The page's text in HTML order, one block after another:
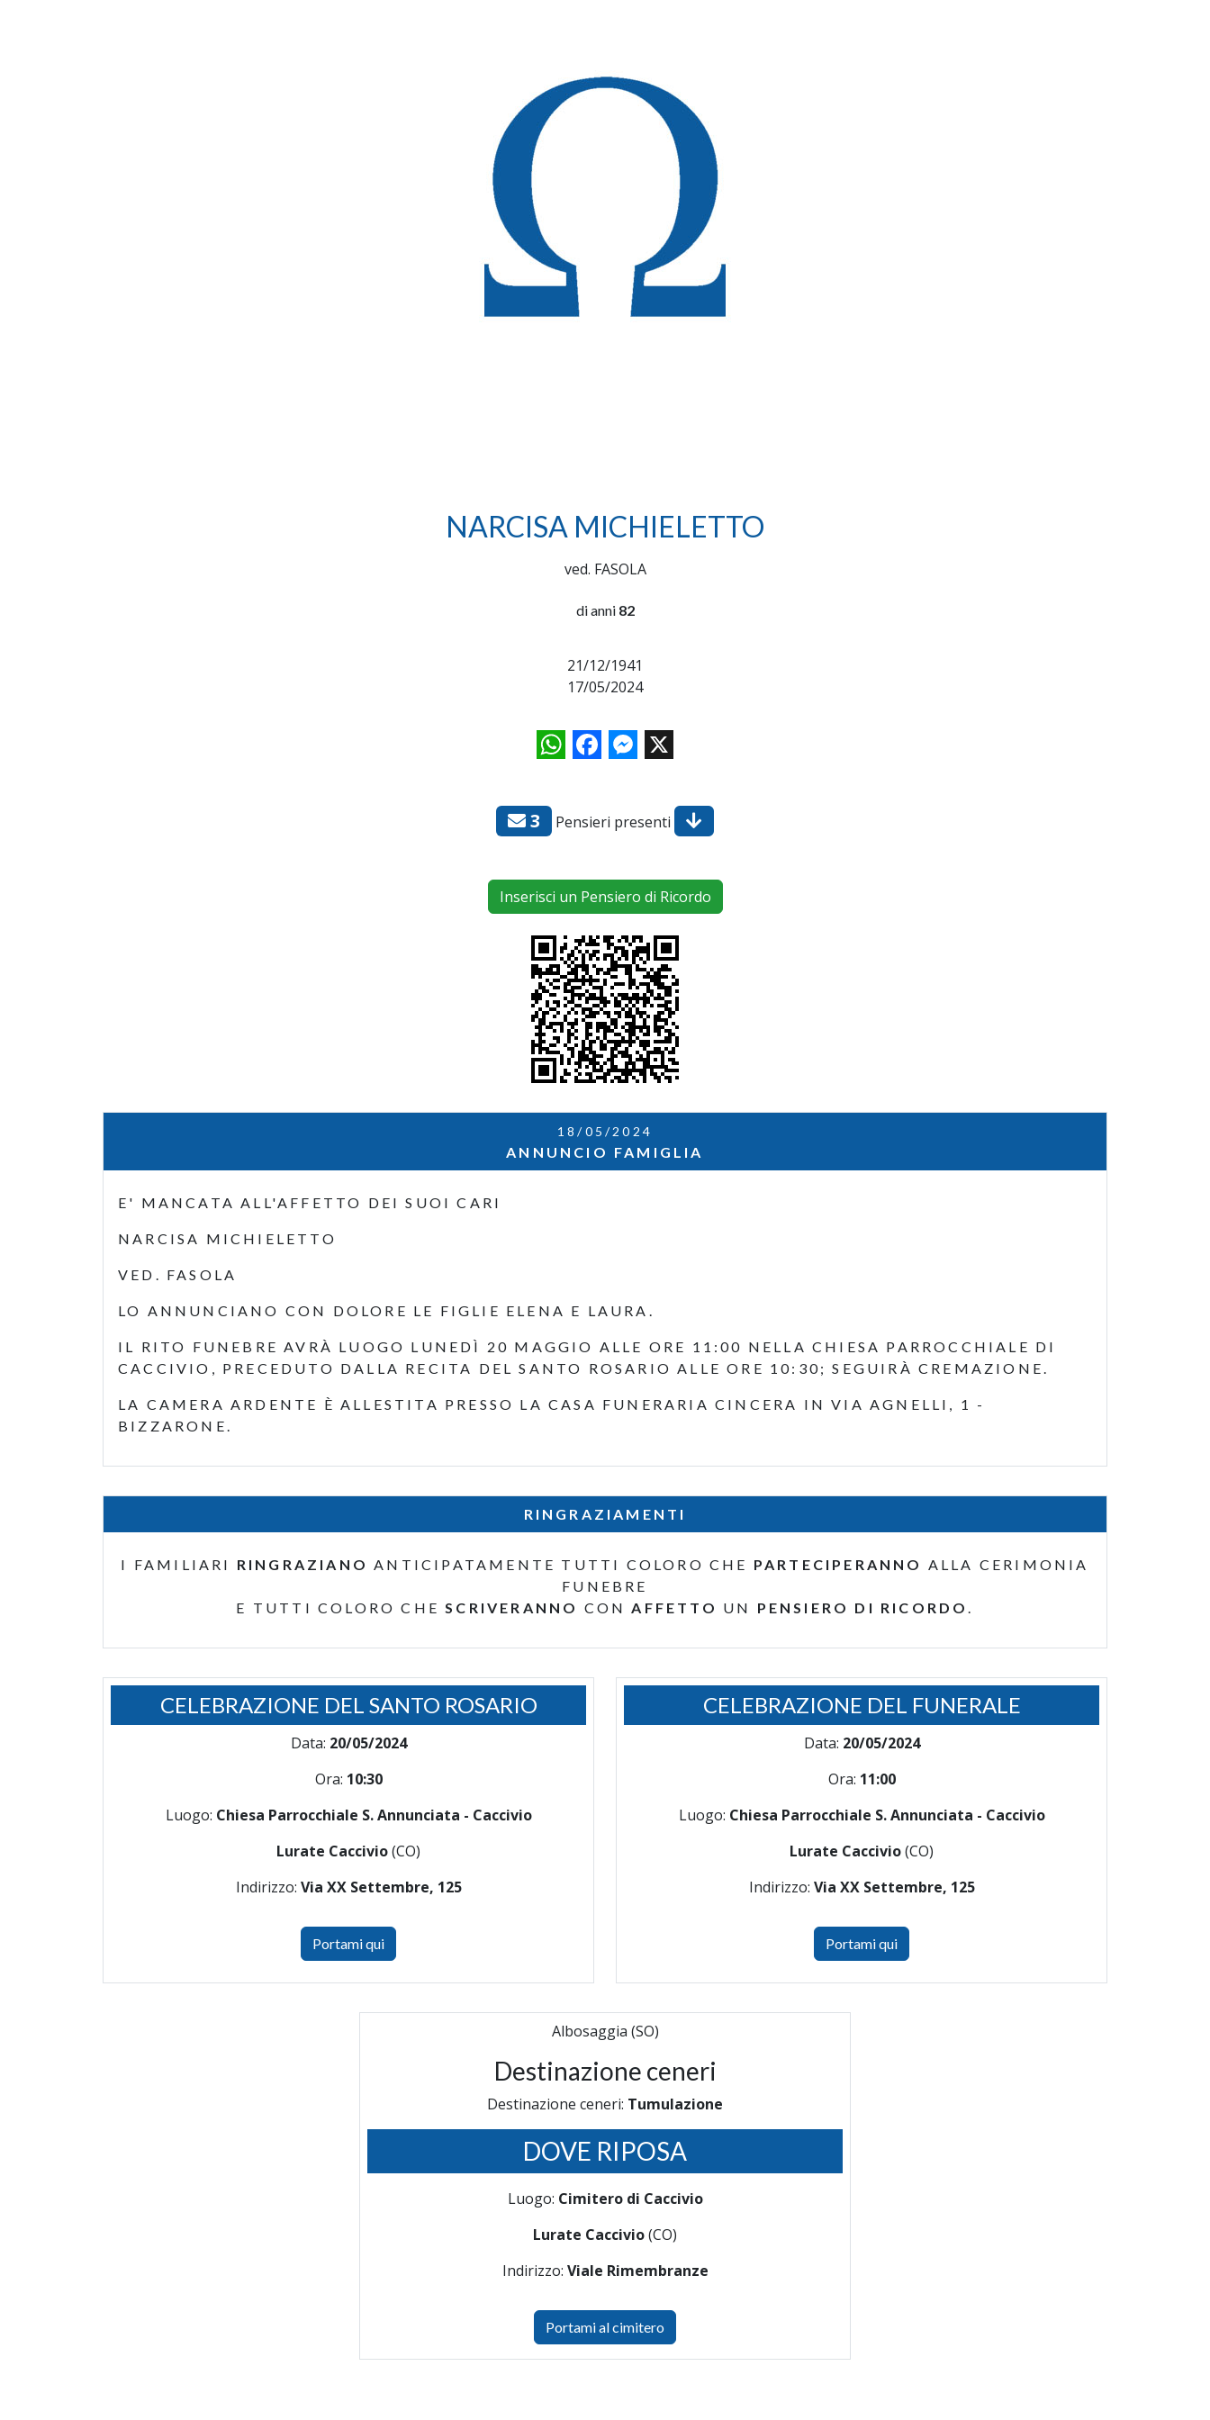
NARCISA MICHIELETTO
ved. FASOLA
di anni 82
21/12/1941
17/05/2024
WhatsAppFacebookMessenger
X
3 Pensieri presenti
Inserisci un Pensiero di Ricordo
18/05/2024
ANNUNCIO FAMIGLIA
E' MANCATA ALL'AFFETTO DEI SUOI CARI
NARCISA MICHIELETTO
VED. FASOLA
LO ANNUNCIANO CON DOLORE LE FIGLIE ELENA E LAURA.
IL RITO FUNEBRE AVRÀ LUOGO LUNEDÌ 20 MAGGIO ALLE ORE 11:00 NELLA CHIESA PARROCCHIALE DI
CACCIVIO, PRECEDUTO DALLA RECITA DEL SANTO ROSARIO ALLE ORE 10:30; SEGUIRÀ CREMAZIONE.
LA CAMERA ARDENTE È ALLESTITA PRESSO LA CASA FUNERARIA CINCERA IN VIA AGNELLI, 1 -
BIZZARONE.
RINGRAZIAMENTI
I FAMILIARI RINGRAZIANO ANTICIPATAMENTE TUTTI COLORO CHE PARTECIPERANNO ALLA CERIMONIA
FUNEBRE
E TUTTI COLORO CHESCRIVERANNO CONAFFETTO UN PENSIERO DI RICORDO.
CELEBRAZIONE DEL SANTO ROSARIO
Data: 20/05/2024
Ora: 10:30
Luogo: Chiesa Parrocchiale S. Annunciata - Caccivio
Lurate Caccivio(CO)
Indirizzo: Via XX Settembre, 125
Portami qui
CELEBRAZIONE DEL FUNERALE
Data: 20/05/2024
Ora: 11:00
Luogo: Chiesa Parrocchiale S. Annunciata - Caccivio
Lurate Caccivio(CO)
Indirizzo: Via XX Settembre, 125
Portami qui
Albosaggia (SO)
Destinazione ceneri
Destinazione ceneri: Tumulazione
DOVE RIPOSA
Luogo: Cimitero di Caccivio
Lurate Caccivio(CO)
Indirizzo: Viale Rimembranze
Portami al cimitero